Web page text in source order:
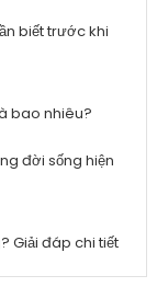
biết trước khi
bao nhiêu?
đời sống hiện
Giải đáp chi tiết